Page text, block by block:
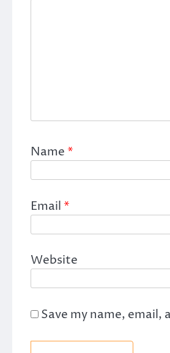
Name *
Email *
Website
Save my name,